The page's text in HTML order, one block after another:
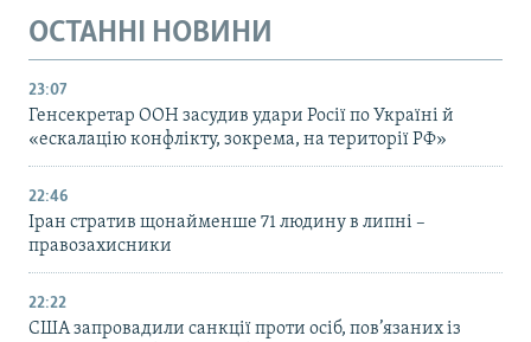
ОСТАННІ НОВИНИ
23:07
Генсекретар ООН засудив удари Росії по Україні й
«ескалацію конфлікту, зокрема, на території РФ»
22:46
Іран стратив щонайменше 71 людину в липні –
правозахисники
22:22
США запровадили санкції проти осіб, пов’язаних із